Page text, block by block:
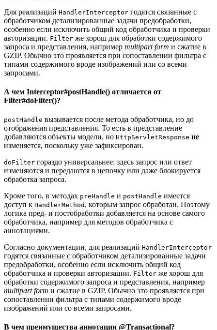
Для реализаций HandlerInterceptor годятся связанные с
обработчиком детализированные задачи предобработки,
особенно если исключить общий код обработчика и проверки
авторизации. Filter же хорош для обработки содержимого
запроса и представления, например multipart form и сжатие в
GZIP. Обычно это проявляется при сопоставлении фильтра с
типами содержимого вроде изображений или со всеми
запросами.
А чем Interceptor#postHandle() отличается от
Filter#doFilter()?
postHandle вызывается после метода обработчика, но до
отображения представления. То есть в представление
добавляются объекты модели, но HttpServletResponse не
изменяется, поскольку уже зафиксирован.
doFilter гораздо универсальнее: здесь запрос или ответ
изменяются и передаются в цепочку или даже блокируется
обработка запроса.
Кроме того, в методах preHandle и postHandle имеется
доступ к HandlerMethod , которым запрос обработан. Поэтому
логика пред- и постобработки добавляется на основе самого
обработчика, например для методов обработчика с
аннотациями.
Согласно документации, для реализаций HandlerInterceptor
годятся связанные с обработчиком детализированные задачи
предобработки, особенно если исключить общий код
обработчика и проверки авторизации. Filter же хорош для
обработки содержимого запроса и представления, например
multipart form и сжатие в GZIP. Обычно это проявляется при
сопоставлении фильтра с типами содержимого вроде
изображений или со всеми запросами.
В чем преимущества аннотации @Transactional?